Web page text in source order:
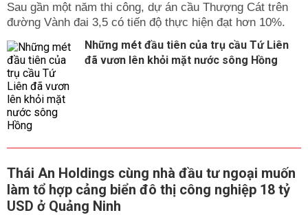
Sau gần một năm thi công, dự án cầu Thượng Cát trên
đường Vành đai 3,5 có tiến độ thực hiện đạt hơn 10%.
Những mét đầu tiên của trụ cầu Tứ Liên
đã vươn lên khỏi mặt nước sông Hồng
Thái An Holdings cùng nhà đầu tư ngoại muốn
làm tổ hợp cảng biển đô thị công nghiệp 18 tỷ
USD ở Quảng Ninh